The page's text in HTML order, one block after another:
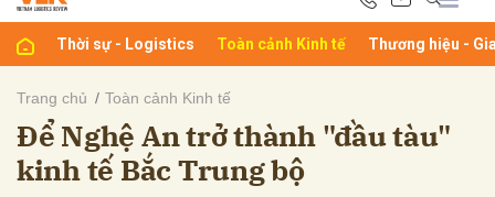
Thời sự - Logistics Toàn cảnh Kinh tế Thương hiệu -
Trang chủ Toàn cảnh Kinh tế
Để Nghệ An trở thành "đầu tàu"
kinh tế Bắc Trung bộ
Hủy